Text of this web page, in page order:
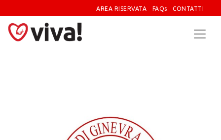
AREA RISERVATA FAQs CONTATTI